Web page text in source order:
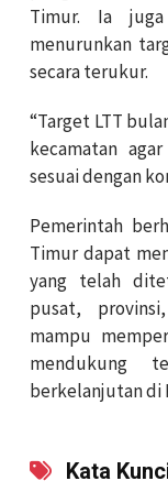
Timur. Ia
menurunkan
secara terukur.
“Target LTT
kecamatan
sesuai dengan
Pemerintah
Timur dapat
yang telah
pusat,
mampu
mendukung
berkelanjutan di
Kata